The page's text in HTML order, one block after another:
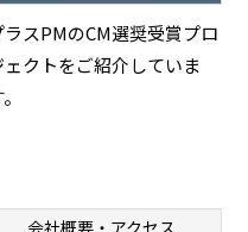
ラスPMのCM選奨受賞プロ
ェクトをご紹介していま